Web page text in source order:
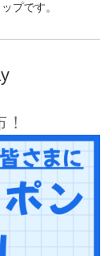
プです。